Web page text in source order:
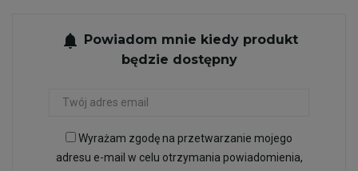
notifications Powiadom mnie kiedy produkt
będzie dostępny
Wyrażam zgodę na przetwarzanie mojego
adresu e-mail w celu otrzymania powiadomienia,